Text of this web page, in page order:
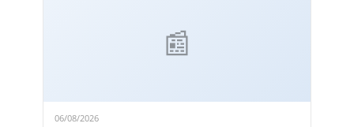
06/08/2026